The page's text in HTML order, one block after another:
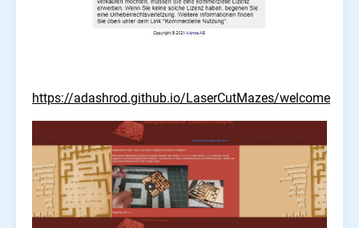
https://adashrod.github.io/LaserCutMazes/welcome